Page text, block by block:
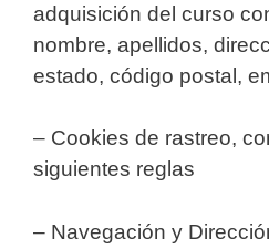
adquisición del curso
nombre, apellidos,
estado, código postal,
– Cookies de rastreo,
siguientes reglas
– Navegación y